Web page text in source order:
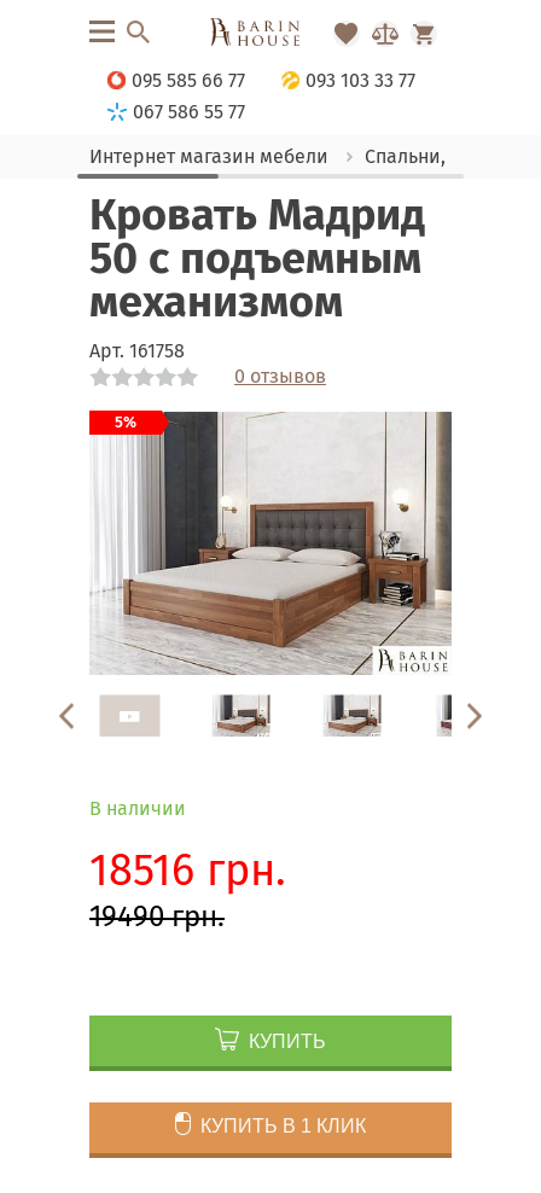
095 585 66 77
093 103 33 77
067 586 55 77
Интернет магазин мебели
Спальни, Кровати
Кровать Мадрид
50 с подъемным
механизмом
Арт. 161758
0 отзывов
5%
Link
Link
Link
Link
Link
Link
Link
Link
Link
Link
Link
Link
Link
Link
Link
В наличии
18516 грн.
19490 грн.
КУПИТЬ
КУПИТЬ В 1 КЛИК